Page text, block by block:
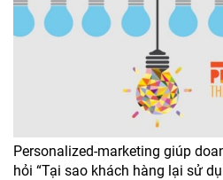
Personalized-marketing giúp
hỏi “Tại sao khách hàng lại sử